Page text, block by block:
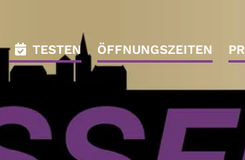
TESTEN ÖFFNUNGSZEITEN